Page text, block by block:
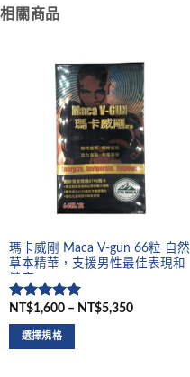
相關商品
瑪卡威剛 Maca V-gun 66粒 自然
草本精華，支援男性最佳表現和
健康
評分5滿
分 5
NT$1,600 – NT$5,350
選擇規格